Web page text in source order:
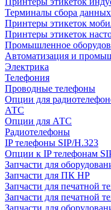
Терминалы сбора
Принтеры этикеток
Принтеры этикеток
Промышленное
Автоматизация и
Электрика
Телефония
Проводные телефоны
Опции для
АТС
Опции для АТС
Радиотелефоны
IP телефоны SIP/H.323
Опции к IP телефонам
Запчасти для
Запчасти для ПК HP
Запчасти для печатной
Запчасти для печатной
Запчасти для